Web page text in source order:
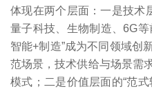
体现在两个层面：一是技术
量子科技、生物制造、6G
智能+制造”成为不同领域创
范场景，技术供给与场景需
模式；二是价值层面的“范